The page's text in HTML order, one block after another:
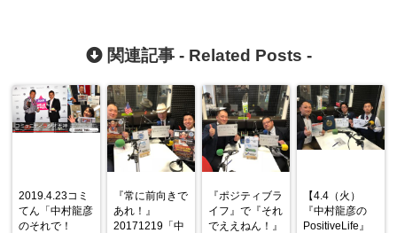
関連記事 - Related Posts -
2019.4.23コミ
てん「中村龍彦
のそれで！
『常に前向きで
あれ！』
20171219「中
『ポジティブラ
イフ』で『それ
でええねん！』
【4.4（火）
『中村龍彦の
PositiveLife』